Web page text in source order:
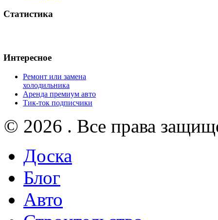
Статистика
Интересное
Ремонт или замена
холодильника
Аренда премиум авто
Тик-ток подписчики
© 2026 . Все права
Доска
Блог
Авто